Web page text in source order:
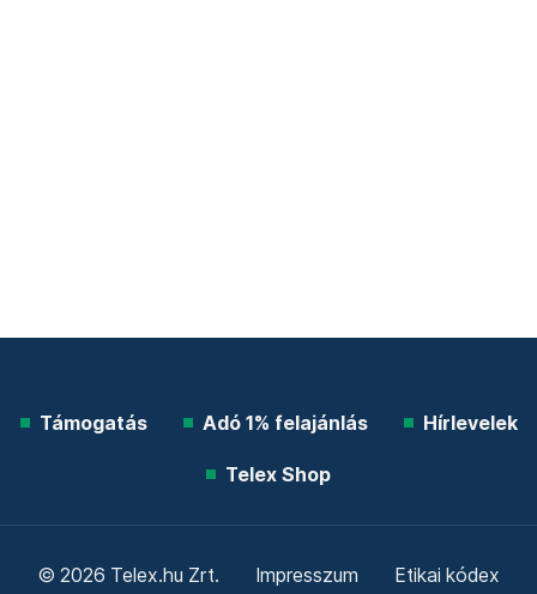
Támogatás Adó 1% felajánlás Hírlevelek
Telex Shop
© 2026 Telex.hu Zrt. Impresszum Etikai kódex